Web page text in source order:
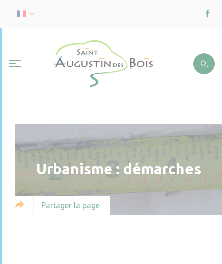
Urbanisme : démarches
Partager la page